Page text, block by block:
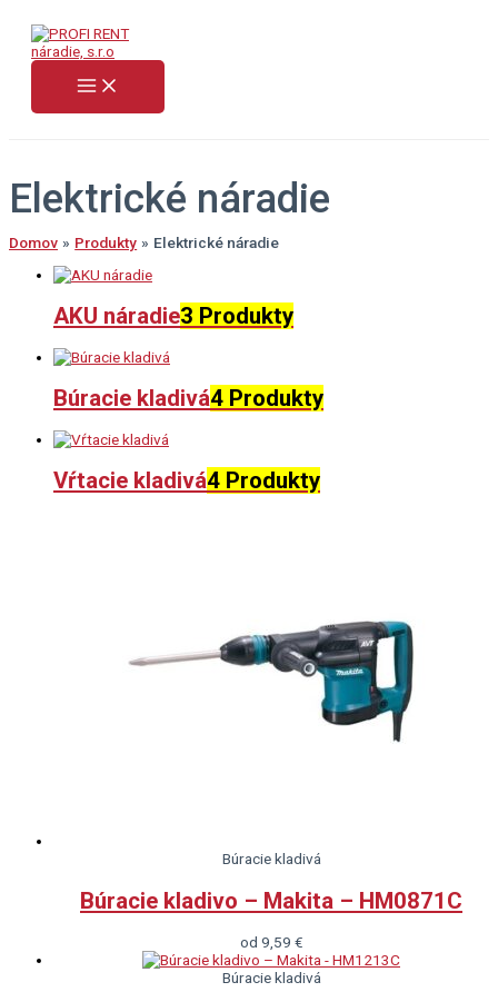
obsah
Elektrické náradie
Domov Produkty Elektrické náradie
AKU náradie3 Produkty
Búracie kladivá4 Produkty
Vŕtacie kladivá4 Produkty
Búracie kladivá
Búracie kladivo – Makita – HM0871C
od 9,59 €
Búracie kladivá